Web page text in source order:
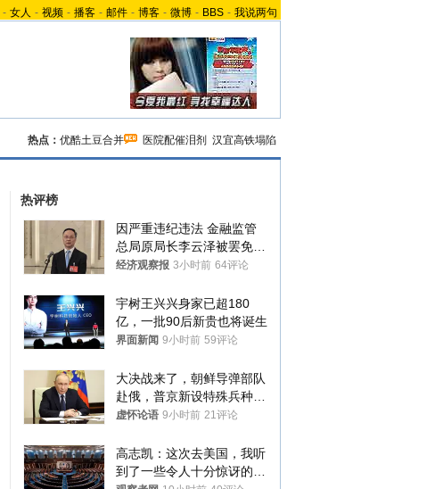
- 女人 - 视频 - 播客 - 邮件 - 博客 - 微博 - BBS - 我说两句
热点： 优酷土豆合并 医院配催泪剂 汉宜高铁塌陷
热评榜
因严重违纪违法 金融监管
总局原局长李云泽被罢免全
国人大代表
经济观察报 3小时前 64评论
宇树王兴兴身家已超180
亿，一批90后新贵也将诞生
界面新闻 9小时前 59评论
大决战来了，朝鲜导弹部队
赴俄，普京新设特殊兵种，
76岁老将扛旗
虚怀论语 9小时前 21评论
高志凯：这次去美国，我听
到了一些令人十分惊讶的消